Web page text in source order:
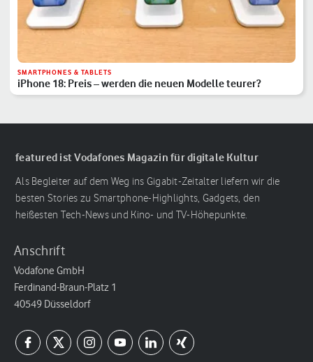
SMARTPHONES & TABLETS
iPhone 18: Preis – werden die neuen Modelle teurer?
featured ist Vodafones Magazin für digitale Kultur
Als Begleiter auf dem Weg ins Gigabit-Zeitalter liefern wir die
besten Stories zu Smartphone-Highlights, Gadgets, den
heißesten Tech-News und Kino- und TV-Höhepunkte.
Anschrift
Vodafone GmbH
Ferdinand-Braun-Platz 1
40549 Düsseldorf